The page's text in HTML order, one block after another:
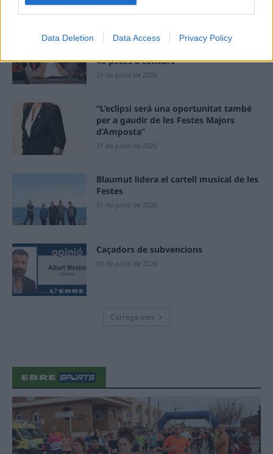
Data Deletion Data Access Privacy Policy
ÚLTIMES NOTÍCIES
Els vestits de paper guanyen força
40 peces a concurs
31 de juliol de 2026
“L’eclipsi serà una oportunitat també
per a gaudir de les Festes Majors
d’Amposta”
31 de juliol de 2026
Blaumut lidera el cartell musical de les
Festes
31 de juliol de 2026
Caçadors de subvencions
30 de juliol de 2026
Carrega més